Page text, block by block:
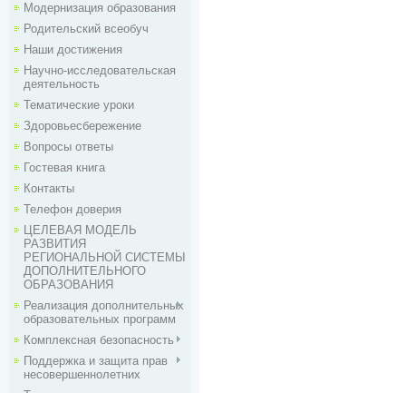
Модернизация образования
Родительский всеобуч
Наши достижения
Научно-исследовательская
деятельность
Тематические уроки
Здоровьесбережение
Вопросы ответы
Гостевая книга
Контакты
Телефон доверия
ЦЕЛЕВАЯ МОДЕЛЬ
РАЗВИТИЯ
РЕГИОНАЛЬНОЙ СИСТЕМЫ
ДОПОЛНИТЕЛЬНОГО
ОБРАЗОВАНИЯ
Реализация дополнительных
образовательных программ
Комплексная безопасность
Поддержка и защита прав
несовершеннолетних